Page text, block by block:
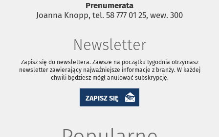
Prenumerata
Joanna Knopp, tel. 58 777 01 25, wew. 300
Newsletter
Zapisz się do newslettera. Zawsze na początku tygodnia otrzymasz
newsletter zawierający najważniejsze informacje z branży. W każdej
chwili będziesz mógł anulować subskrypcję.
ZAPISZ SIĘ